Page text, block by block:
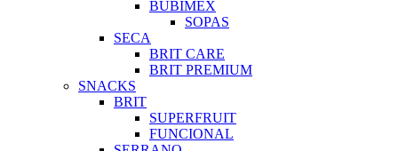
BUBIMEX
SOPAS
SECA
BRIT CARE
BRIT PREMIUM
SNACKS
BRIT
SUPERFRUIT
FUNCIONAL